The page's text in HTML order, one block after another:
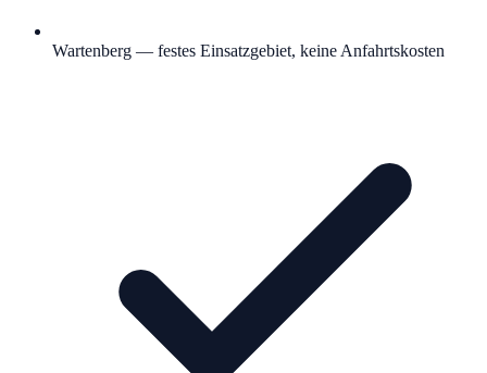
Wartenberg — festes Einsatzgebiet, keine Anfahrtskosten